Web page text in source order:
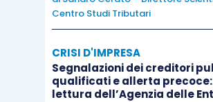
Centro Studi Tributari
CRISI D'IMPRESA
Segnalazioni dei creditori
qualificati e allerta
lettura dell’Agenzia delle